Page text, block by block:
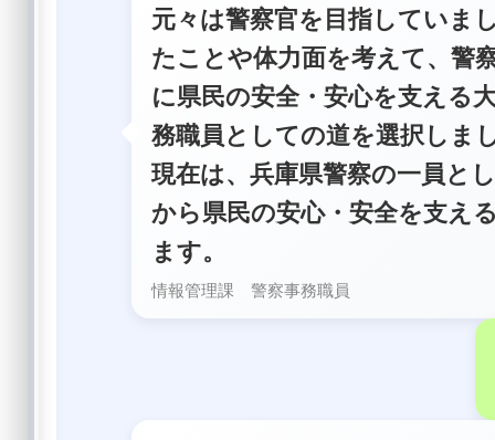
元々は警察官を目指していま
たことや体力面を考えて、警
に県民の安全・安心を支える
務職員としての道を選択しま
現在は、兵庫県警察の一員と
から県民の安心・安全を支え
ます。
情報管理課 警察事務職員